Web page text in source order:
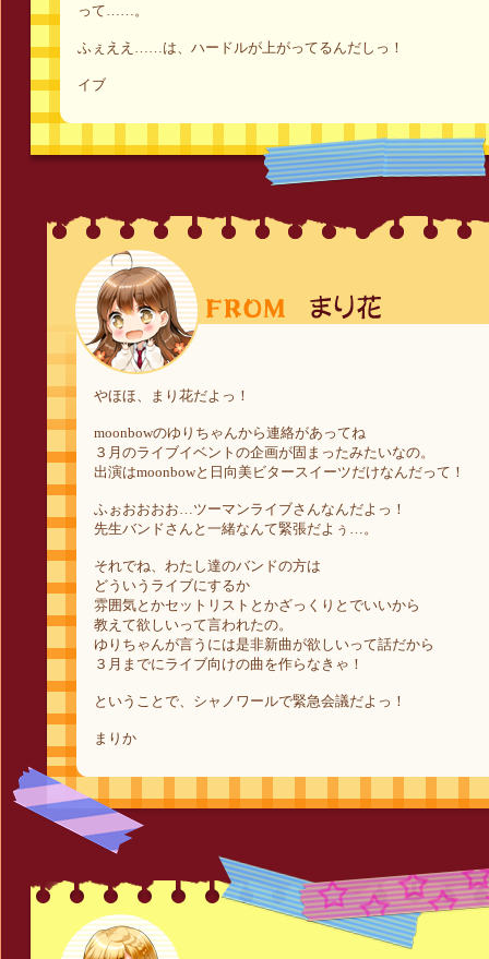
って……。
ふぇええ……は、ハードルが上がってるんだしっ！
イブ
やほほ、まり花だよっ！
moonbowのゆりちゃんから連絡があってね
３月のライブイベントの企画が固まったみたいなの。
出演はmoonbowと日向美ビタースイーツだけなんだって！
ふぉおおおお…ツーマンライブさんなんだよっ！
先生バンドさんと一緒なんて緊張だよぅ…。
それでね、わたし達のバンドの方は
どういうライブにするか
雰囲気とかセットリストとかざっくりとでいいから
教えて欲しいって言われたの。
ゆりちゃんが言うには是非新曲が欲しいって話だから
３月までにライブ向けの曲を作らなきゃ！
ということで、シャノワールで緊急会議だよっ！
まりか